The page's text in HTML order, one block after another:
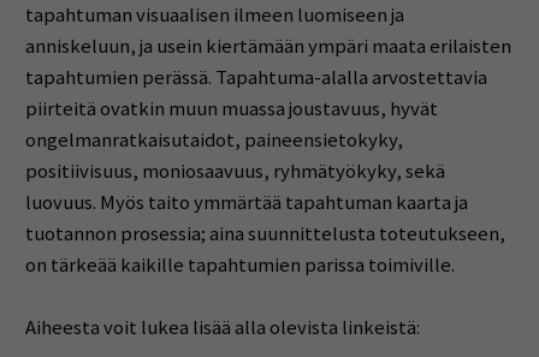
tapahtuman visuaalisen ilmeen luomiseen ja
anniskeluun, ja usein kiertämään ympäri maata erilaisten
tapahtumien perässä. Tapahtuma-alalla arvostettavia
piirteitä ovatkin muun muassa joustavuus, hyvät
ongelmanratkaisutaidot, paineensietokyky,
positiivisuus, moniosaavuus, ryhmätyökyky, sekä
luovuus. Myös taito ymmärtää tapahtuman kaarta ja
tuotannon prosessia; aina suunnittelusta toteutukseen,
on tärkeää kaikille tapahtumien parissa toimiville.
Aiheesta voit lukea lisää alla olevista linkeistä: